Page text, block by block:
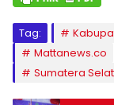
Tag:
Mattanews.co
Sumatera